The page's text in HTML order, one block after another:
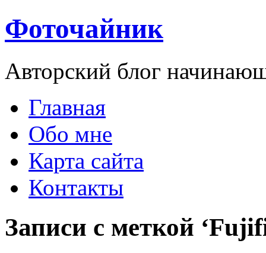
Фоточайник
Авторский блог
Главная
Обо мне
Карта сайта
Контакты
Записи с меткой